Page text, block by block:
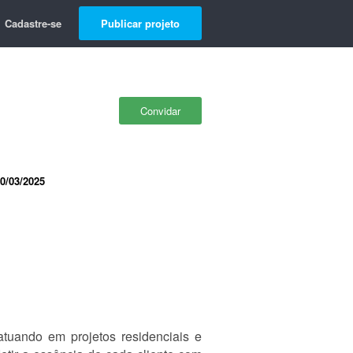
Cadastre-se Publicar projeto
Convidar
03/2025
em projetos residenciais e